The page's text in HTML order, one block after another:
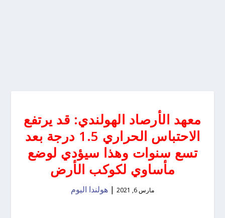
معهد الأرصاد الهولندي: قد يرتفع
الاحتباس الحراري 1.5 درجة بعد
تسع سنوات وهذا سيؤدي لوضع
مأساوي لكوكب الأرض
مارس 6, 2021 | هولندا اليوم